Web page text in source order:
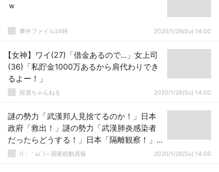
ｗ
事件ファイル24時 2020/1/26(Su) 14:00
【女神】ワイ(27)「借金あるので...」女上司
(36)「私貯金1000万あるから肩代わりでき
るよー！」
投資ちゃんねる 2020/1/26(Su) 14:00
謎の勢力「武漢邦人見捨てるのか！」日本
政府「救出！」謎の勢力「武漢肺炎感染者
だったらどうする！」日本「隔離観察！」
→
/)；｀ω´)＜国家総動員報 2020/1/26(Su) 14:00